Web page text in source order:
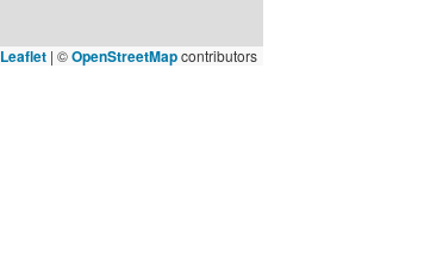
Leaflet | ©OpenStreetMapcontributors